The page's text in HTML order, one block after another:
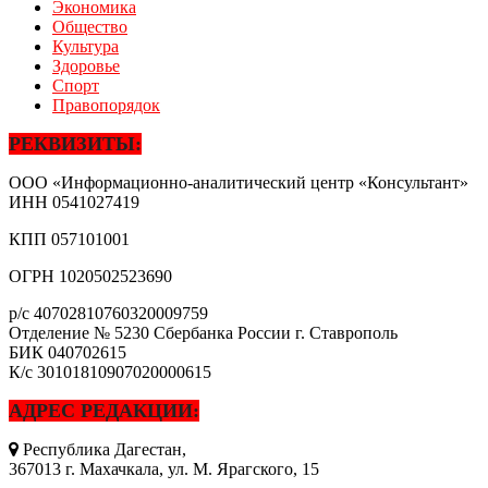
Экономика
Общество
Культура
Здоровье
Спорт
Правопорядок
РЕКВИЗИТЫ:
ООО «Информационно-аналитический центр «Консультант»
ИНН 0541027419
КПП 057101001
ОГРН 1020502523690
р/с 40702810760320009759
Отделение № 5230 Сбербанка России г. Ставрополь
БИК 040702615
К/с 30101810907020000615
АДРЕС РЕДАКЦИИ:
Республика Дагестан,
367013 г. Махачкала, ул. М. Ярагского, 15